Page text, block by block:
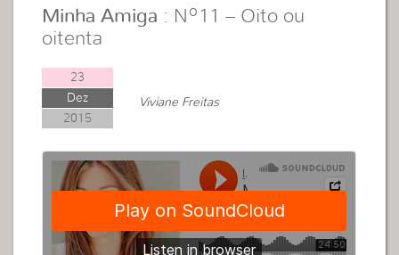
Minha Amiga : Nº11 – Oito ou
oitenta
23
Dez
2015
Viviane Freitas